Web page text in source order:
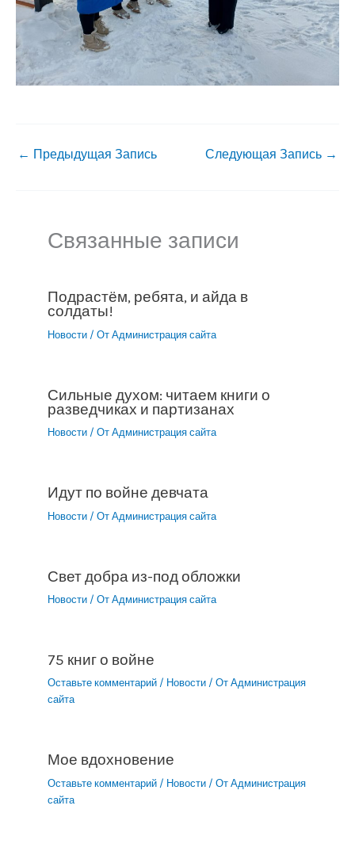
← Предыдущая Запись Следующая Запись →
Связанные записи
Подрастём, ребята, и айда в
солдаты!
Новости / От Администрация сайта
Сильные духом: читаем книги о
разведчиках и партизанах
Новости / От Администрация сайта
Идут по войне девчата
Новости / От Администрация сайта
Свет добра из-под обложки
Новости / От Администрация сайта
75 книг о войне
Оставьте комментарий / Новости / От Администрация
сайта
Мое вдохновение
Оставьте комментарий / Новости / От Администрация
сайта